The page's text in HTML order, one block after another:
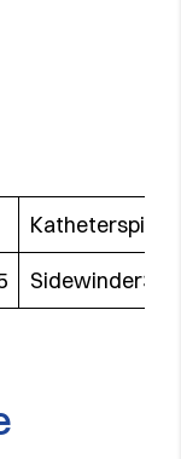
Katheterspitze
Sidewinder3